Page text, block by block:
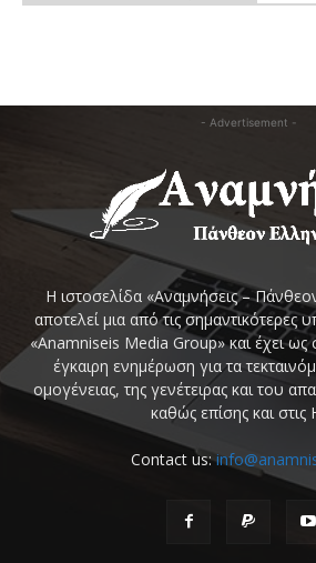
- Advertisement -
Η ιστοσελίδα «Αναμνήσεις –
αποτελεί μια από τις σημαντικότερες
«Anamniseis Media Group» και έχει ως
έγκαιρη ενημέρωση για τα
ομογένειας, της γενέτειρας και του
καθώς επίσης και στις
Contact us: